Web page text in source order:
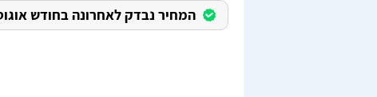
המחיר נבדק לאחרונה בחודש אוגוסט